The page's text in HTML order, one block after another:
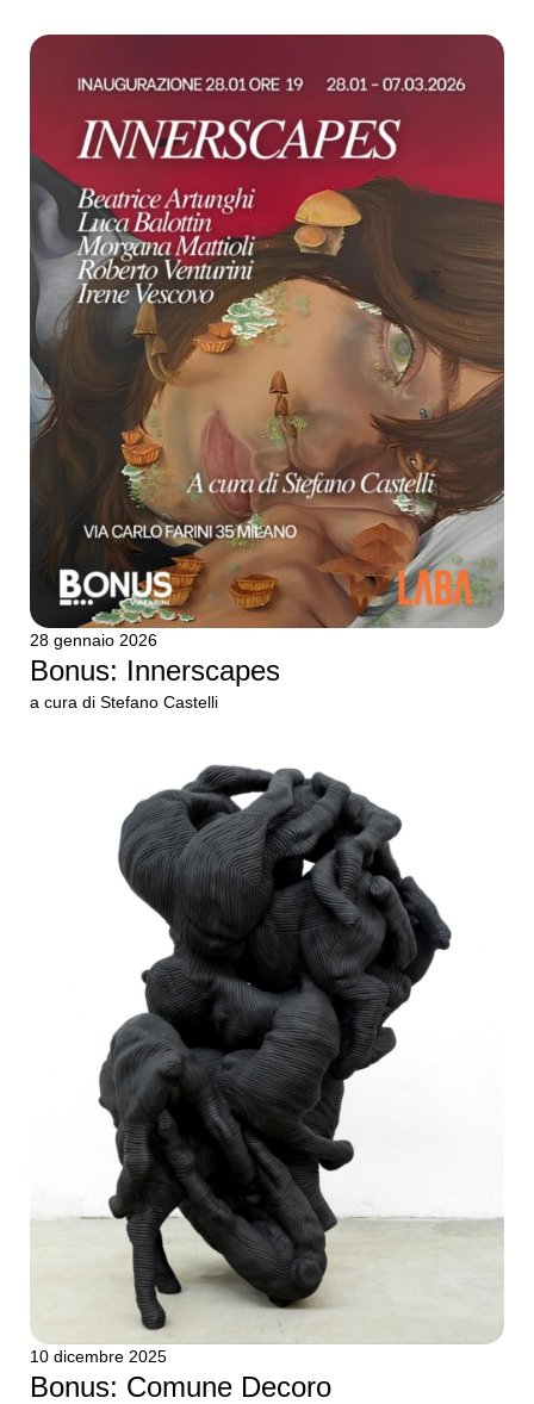
28 gennaio 2026
Bonus: Innerscapes
a cura di Stefano Castelli
10 dicembre 2025
Bonus: Comune Decoro